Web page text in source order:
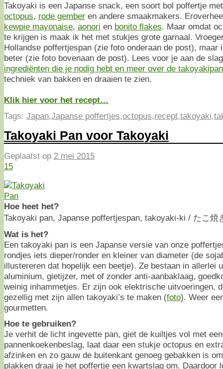
Takoyaki is een Japanse snack, een soort bol poffertje
octopus, rode gember en andere smaakmakers.
kewpie mayonaise, aonori en bonito flakes. Maar omdat
te krijgen is maak ik het met stukjes grote garnaal.
Hollandse poffertjespan (zie foto onderaan de post), maar
beter (zie foto bovenaan de post). Lees voor je aan de
ingrediënten die je nodig hebt en meer over de takoyakipan
techniek van bakken en draaien te zien.
Klik hier voor het recept…
Tags: Japan,Japanse poffertjes,octopus,recept,takoyaki,
Takoyaki Pan voor Takoyaki
Geplaatst op 2 mei 2015
15
Hoe heet het?
Takoyaki pan, Japanse poffertjespan, takoyaki-ki / たこ焼
Wat is het?
Een takoyaki pan is een Japanse versie van onze
rondjes iets dieper/ronder en kleiner van diameter (de
illustereren dat hopelijk een beetje). Ze bestaan in allerlei
aluminium, gietijzer, met of zonder anti-aanbaklaag,
weinig inhammetjes. Er zijn ook elektrische uitvoeringen,
gezellig met zijn allen takoyaki’s te maken (foto). Weer
gourmetten.
Hoe te gebruiken?
Je verhit de licht ingevette pan, giet de kuiltjes vol met
pannenkoekenbeslag, laat daar een stukje octopus en
afzinken en zo gauw de buitenkant genoeg gebakken is
plakken draai je het poffertje een kwartslag om. Daardoor